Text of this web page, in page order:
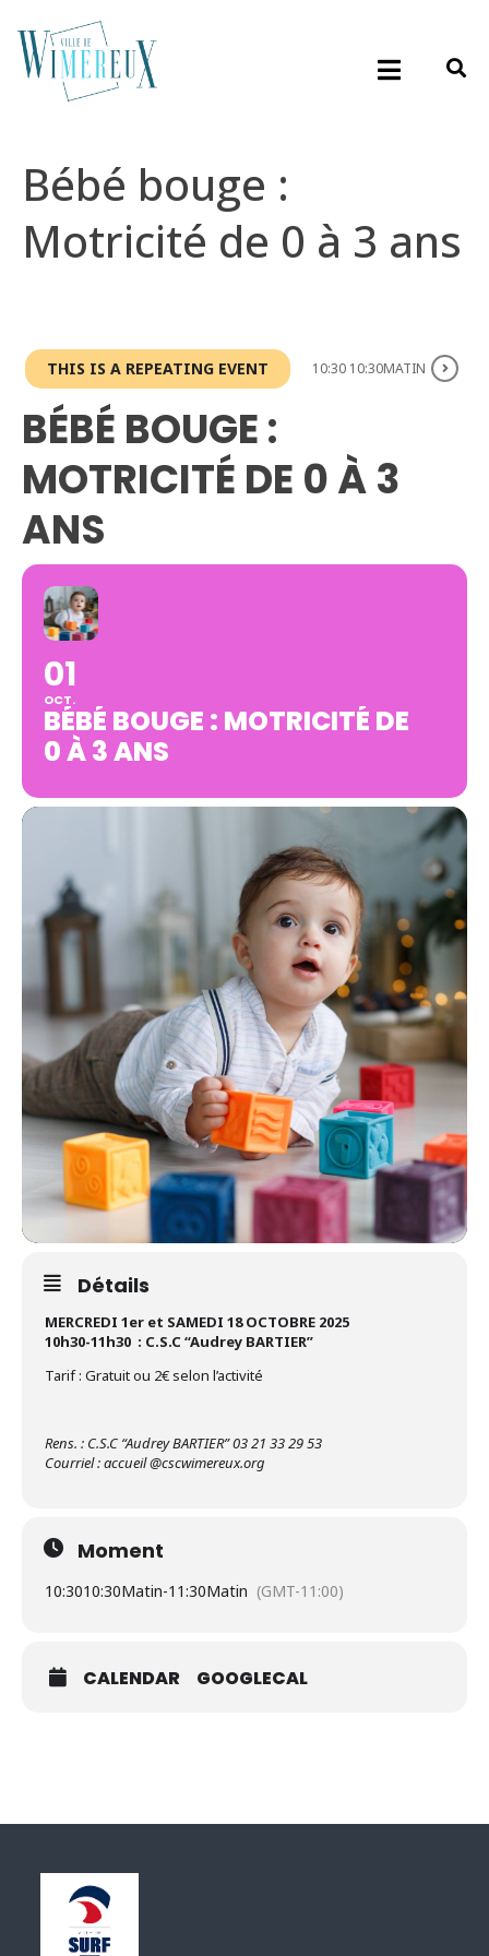
Bébé bouge :
Motricité de 0 à 3 ans
THIS IS A REPEATING EVENT 10:30 10:30MATIN
BÉBÉ BOUGE :
MOTRICITÉ DE 0 À 3
ANS
01
OCT.
BÉBÉ BOUGE : MOTRICITÉ DE
0 À 3 ANS
Détails
MERCREDI 1er et SAMEDI 18 OCTOBRE 2025
10h30-11h30 : C.S.C “Audrey BARTIER”
Tarif : Gratuit ou 2€ selon l’activité
Rens. : C.S.C “Audrey BARTIER” 03 21 33 29 53
Courriel : accueil @cscwimereux.org
Moment
10:3010:30Matin-11:30Matin (GMT-11:00)
CALENDAR GOOGLECAL